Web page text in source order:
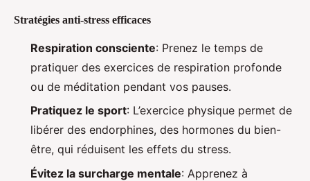
Stratégies anti-stress efficaces
Respiration consciente: Prenez le temps de
pratiquer des exercices de respiration profonde
ou de méditation pendant vos pauses.
Pratiquez le sport: L’exercice physique permet de
libérer des endorphines, des hormones du bien-
être, qui réduisent les effets du stress.
Évitez la surcharge mentale: Apprenez à